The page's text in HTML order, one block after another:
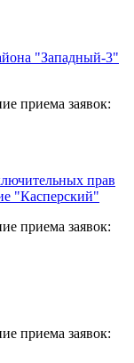
"Западный-3"
приема заявок:
прав
"Касперский"
приема заявок:
приема заявок: